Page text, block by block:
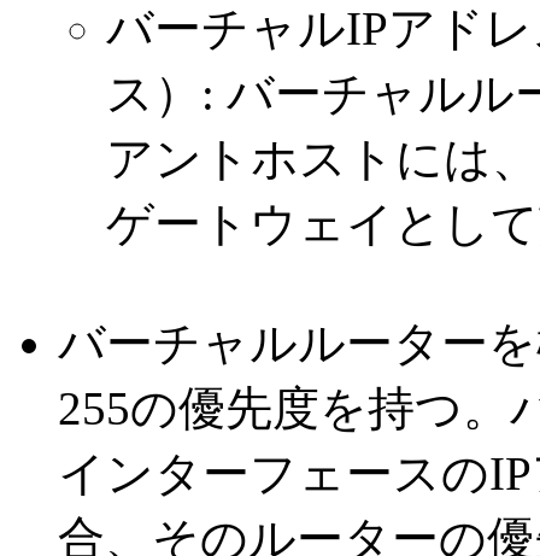
バーチャルIPアド
ス）: バーチャルル
アントホストには
ゲートウェイとし
バーチャルルーター
255の優先度を持つ。
インターフェースの
合、そのルーターの